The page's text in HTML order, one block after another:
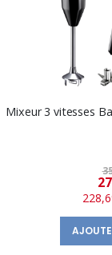
Mixeur 3 vitesses